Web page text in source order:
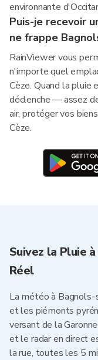
environnante
Puis-je recevoir
ne frappe
RainViewer vous
n'importe quel
Cèze. Quand la
déclenche — assez
air, protéger vos
Cèze.
Suivez la Pluie
Réel
La météo à Bagnols-
et les piémonts
versant de la
et le radar en direct
la rue, toutes les 5